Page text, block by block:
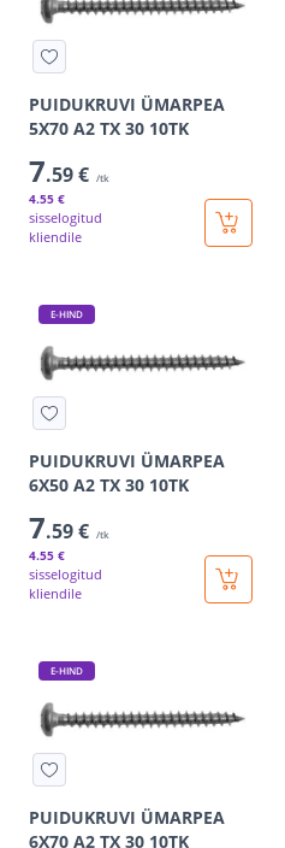
PUIDUKRUVI ÜMARPEA
5X70 A2 TX 30 10TK
7.59 € /tk
4.55 €
sisselogitud
kliendile
E-HIND
PUIDUKRUVI ÜMARPEA
6X50 A2 TX 30 10TK
7.59 € /tk
4.55 €
sisselogitud
kliendile
E-HIND
PUIDUKRUVI ÜMARPEA
6X70 A2 TX 30 10TK